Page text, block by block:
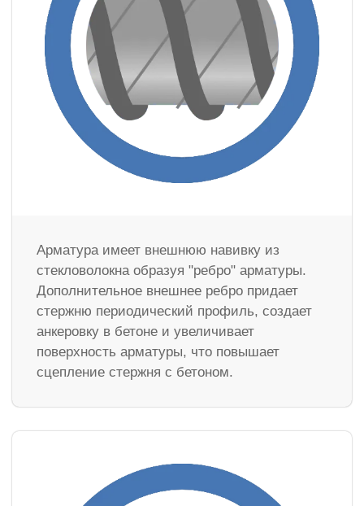
Арматура имеет внешнюю навивку из
стекловолокна образуя "ребро" арматуры.
Дополнительное внешнее ребро придает
стержню периодический профиль, создает
анкеровку в бетоне и увеличивает
поверхность арматуры, что повышает
сцепление стержня с бетоном.